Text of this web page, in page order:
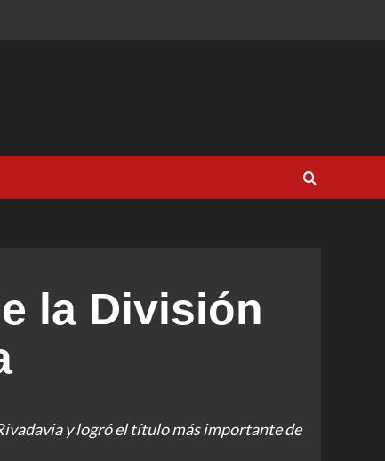
la División
y logró el título más importante de